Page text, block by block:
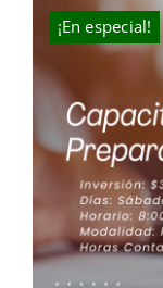
¡En especial!